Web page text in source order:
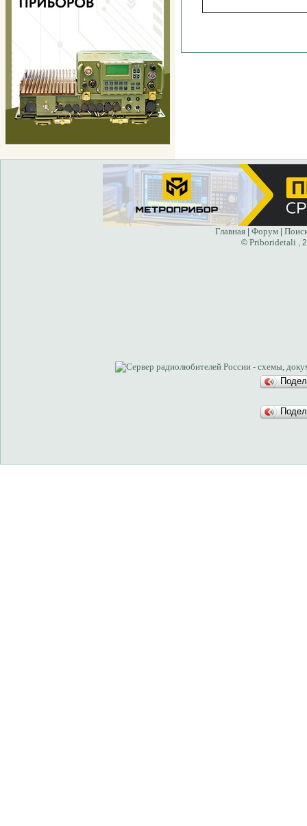
Главная| Форум|
© Priboridetali ,